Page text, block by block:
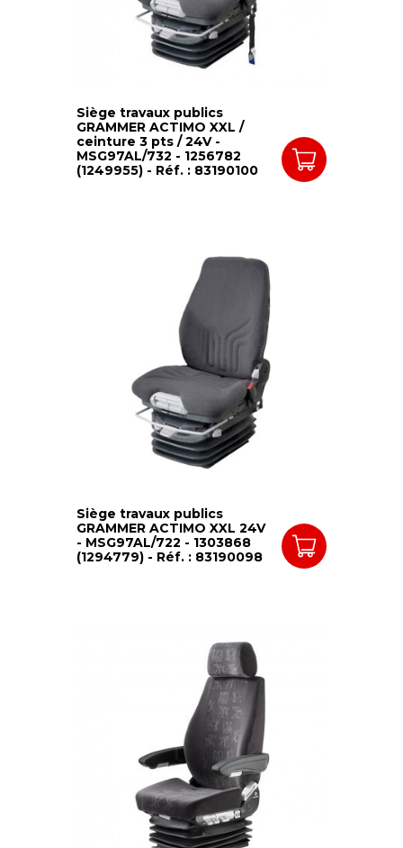
Siège travaux publics
GRAMMER ACTIMO XXL /
ceinture 3 pts / 24V -
MSG97AL/732 - 1256782
(1249955) - Réf. : 83190100
Siège travaux publics
GRAMMER ACTIMO XXL 24V
- MSG97AL/722 - 1303868
(1294779) - Réf. : 83190098